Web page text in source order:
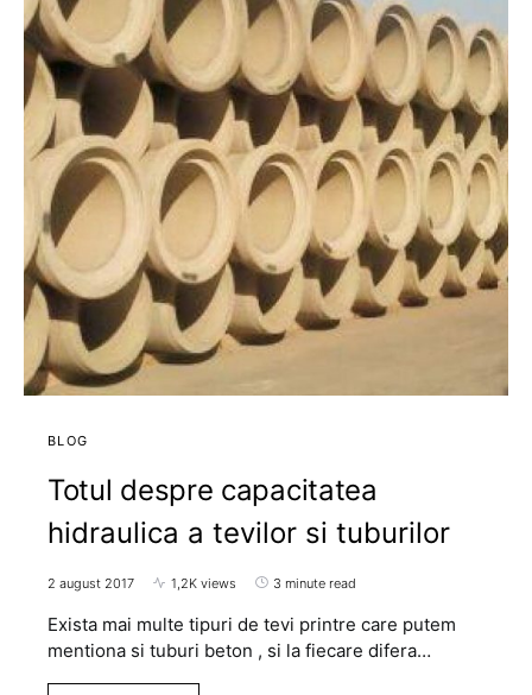
BLOG
Totul despre capacitatea
hidraulica a tevilor si tuburilor
2 august 2017 1,2K views 3 minute read
Exista mai multe tipuri de tevi printre care putem
mentiona si tuburi beton , si la fiecare difera…